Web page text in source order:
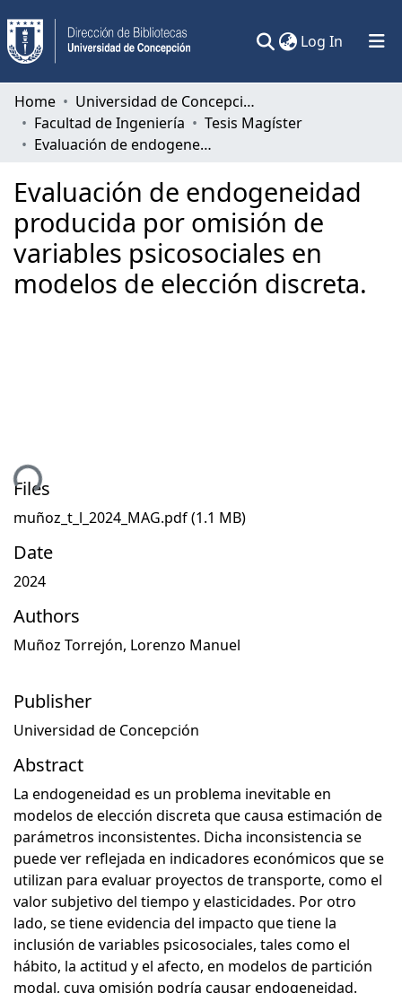
Log In (current)
Communities & Collections
All of DSpace
Home
Universidad de Concepción
Facultad de Ingeniería
Tesis Magíster
Evaluación de endogeneidad producida por omisión de variables psicosociales en modelos de elección discreta.
Evaluación de endogeneidad
producida por omisión de
variables psicosociales en
modelos de elección discreta.
Files
muñoz_t_l_2024_MAG.pdf(1.1 MB)
Date
2024
Authors
Muñoz Torrejón, Lorenzo Manuel
Publisher
Universidad de Concepción
Abstract
La endogeneidad es un problema inevitable en
modelos de elección discreta que causa estimación de
parámetros inconsistentes. Dicha inconsistencia se
puede ver reflejada en indicadores económicos que se
utilizan para evaluar proyectos de transporte, como el
valor subjetivo del tiempo y elasticidades. Por otro
lado, se tiene evidencia del impacto que tiene la
inclusión de variables psicosociales, tales como el
hábito, la actitud y el afecto, en modelos de partición
modal, cuya omisión podría causar endogeneidad.